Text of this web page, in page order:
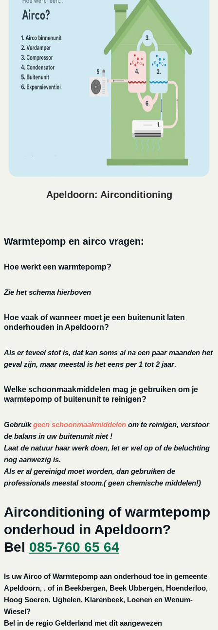
Apeldoorn: Airconditioning
Warmtepomp en airco vragen:
Hoe werkt een warmtepomp?
Zie het schema hierboven
Hoe vaak of wanneer moet je een buitenunit laten
onderhouden in Apeldoorn?
Als er teveel stof is, dat kan soms al na een paar maanden het
geval zijn, maar meestal is het eens per 1 tot 2 jaar.
Welke schoonmaakmiddelen mag je gebruiken om je
warmtepomp of buitenunit te reinigen?
Gebruikgeen schoonmaakmiddelen om te reinigen, verstoor
de balans in uw buitenunit niet !
Laat de natuur haar werk doen, let er wel op of de beluchting
nog aanwezig is.
Als er al gereinigd moet worden, dan gebruiken de
professionals meestal stoom.( geen chemische middelen!)
Airconditioning of warmtepomp
onderhoud in Apeldoorn?
Bel 085-760 65 64
Is uw Airco of Warmtepomp aan onderhoud toe in gemeente
Apeldoorn, . of in Beekbergen, Beek Ubbergen, Hoenderloo,
Hoog Soeren, Ughelen, Klarenbeek, Loenen en Wenum-
Wiesel?
Bel in de regio Gelderland met dit aangewezen